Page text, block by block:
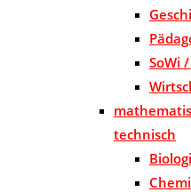
SoWi
technisch